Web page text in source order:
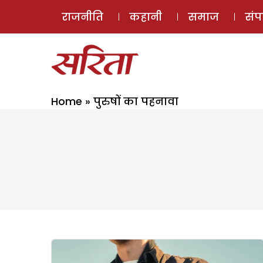
राजनीति कहानी समाज
Home » पुरुषों का पहनावा